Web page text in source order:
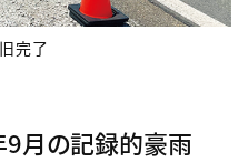
完了
月の記録的豪雨